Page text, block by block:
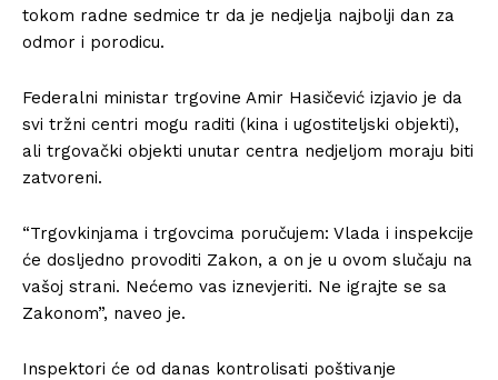
tokom radne sedmice tr da je nedjelja najbolji dan za
odmor i porodicu.
Federalni ministar trgovine Amir Hasičević izjavio je da
svi tržni centri mogu raditi (kina i ugostiteljski objekti),
ali trgovački objekti unutar centra nedjeljom moraju biti
zatvoreni.
“Trgovkinjama i trgovcima poručujem: Vlada i inspekcije
će dosljedno provoditi Zakon, a on je u ovom slučaju na
vašoj strani. Nećemo vas iznevjeriti. Ne igrajte se sa
Zakonom”, naveo je.
Inspektori će od danas kontrolisati poštivanje